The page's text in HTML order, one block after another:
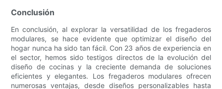
Conclusión
En conclusión, al explorar la versatilidad de los fregaderos
modulares, se hace evidente que optimizar el diseño del
hogar nunca ha sido tan fácil. Con 23 años de experiencia en
el sector, hemos sido testigos directos de la evolución del
diseño de cocinas y la creciente demanda de soluciones
eficientes y elegantes. Los fregaderos modulares ofrecen
numerosas ventajas, desde diseños personalizables hasta